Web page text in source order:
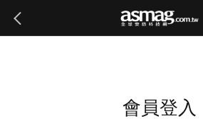
會員登入